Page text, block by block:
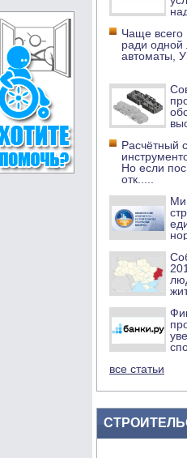
Чаще всего
ради одной
автоматы,
Расчётный
Но если
отк
все статьи